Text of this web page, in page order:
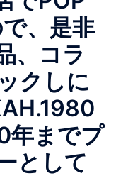
、是非
、コラ
クしに
年までプ
として